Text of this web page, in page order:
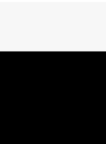
Yükselmek” için